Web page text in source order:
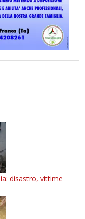
disastro, vittime